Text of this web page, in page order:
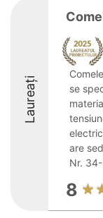
Laureați
se
are
Nr.
8